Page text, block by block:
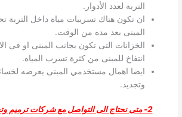
التربة لعدد الأدوار.
ان تكون هناك تسريبات مياة داخل
المبنى بعد مده من الوقت.
الخزانات التى تكون بجانب المبنى او فى
انتفاخ للمبنى من كثرة تسرب المياه.
ايضا اهمال مستخدمي المبنى يعرضه
وتجديد.
2- متى نحتاج الى التواصل مع شركات ترميم